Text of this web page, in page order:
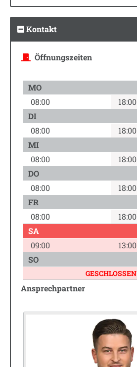
Kontakt
Öffnungszeiten
MO
08:00
18:00
DI
08:00
18:00
MI
08:00
18:00
DO
08:00
18:00
FR
08:00
18:00
SA
09:00
13:00
SO
GESCHLOSSEN
Ansprechpartner